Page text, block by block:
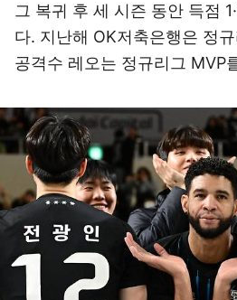
그 복귀 후 세 시즌 동안 득점
다. 지난해 OK저축은행은 정
공격수 레오는 정규리그 MVP